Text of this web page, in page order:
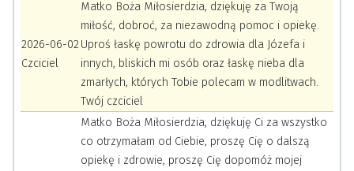
2026-06-02
Czciciel
Matko Boża Miłosierdzia, dziękuję za Twoją
miłość, dobroć, za niezawodną pomoc i opiekę.
Uproś łaskę powrotu do zdrowia dla Józefa i
innych, bliskich mi osób oraz łaskę nieba dla
zmarłych, których Tobie polecam w modlitwach.
Twój czciciel
Matko Boża Miłosierdzia, dziękuję Ci za wszystko
co otrzymałam od Ciebie, proszę Cię o dalszą
opiekę i zdrowie, proszę Cię dopomóż mojej